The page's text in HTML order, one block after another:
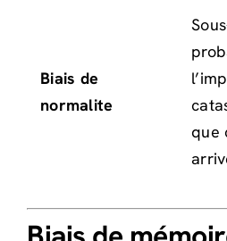
Biais de
normalite
que